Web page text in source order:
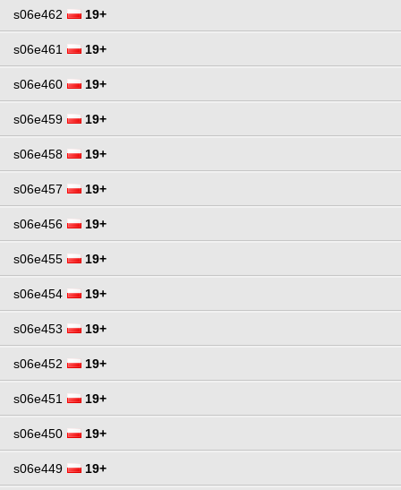
s06e462 19+
s06e461 19+
s06e460 19+
s06e459 19+
s06e458 19+
s06e457 19+
s06e456 19+
s06e455 19+
s06e454 19+
s06e453 19+
s06e452 19+
s06e451 19+
s06e450 19+
s06e449 19+